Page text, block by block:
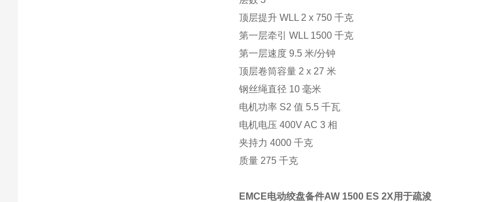
顶层提升 WLL 2 x 750 千克
第一层牵引 WLL 1500 千克
第一层速度 9.5 米/分钟
顶层卷筒容量 2 x 27 米
钢丝绳直径 10 毫米
电机功率 S2 值 5.5 千瓦
电机电压 400V AC 3 相
夹持力 4000 千克
质量 275 千克
EMCE电动绞盘备件AW 1500 ES 2X用于疏浚